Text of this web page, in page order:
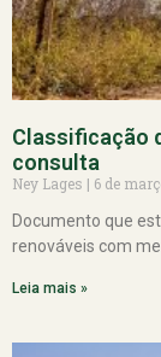
Classificação
consulta
Ney Lages
6 de
Documento que
renováveis com
Leia mais »